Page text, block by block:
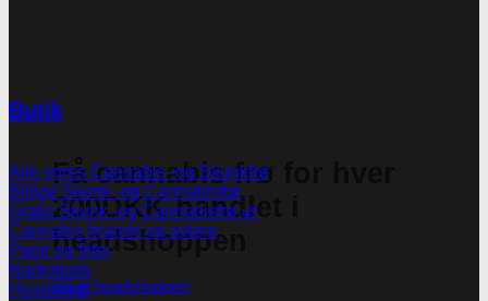
Få cannabis frø for hver
200DKK handlet i
headshoppen
Gå til headshoppen
Butik
Alle vores Cannabis -og Skunkfrø
Billige Skunk -og Cannabisfrø
Gratis Skunk -og Cannabisfrø 🌿
Cannabis brands og avlere
Papir og filter
Narkotests
Headshop